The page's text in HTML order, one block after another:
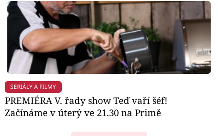
SERIÁLY A FILMY
PREMIÉRA V. řady show Teď vaří šéf!
Začínáme v úterý ve 21.30 na Primě